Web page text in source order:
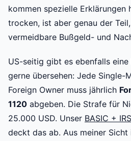
kommen spezielle Erklärungen
trocken, ist aber genau der
vermeidbare Bußgeld- und
US-seitig gibt es ebenfalls
gerne übersehen: Jede Single-
Foreign Owner muss jährlich
1120 abgeben. Die Strafe für
25.000 USD. Unser BASIC +
deckt das ab. Aus meiner